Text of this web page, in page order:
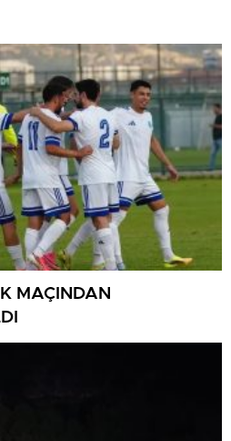
MAÇINDAN